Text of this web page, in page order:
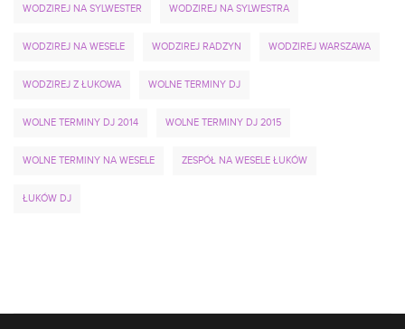
WODZIREJ NA SYLWESTER WODZIREJ NA SYLWESTRA
WODZIREJ NA WESELE WODZIREJ RADZYN WODZIREJ WARSZAWA
WODZIREJ Z ŁUKOWA WOLNE TERMINY DJ
WOLNE TERMINY DJ 2014 WOLNE TERMINY DJ 2015
WOLNE TERMINY NA WESELE ZESPÓŁ NA WESELE ŁUKÓW
ŁUKÓW DJ